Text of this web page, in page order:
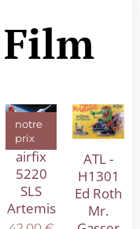
Film
airfix
5220
SLS
Artemis
notre
prix
ATL -
H1301
Ed Roth
Mr.